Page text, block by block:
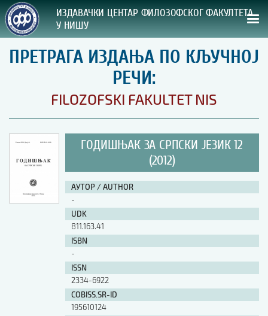
ИЗДАВАЧКИ ЦЕНТАР ФИЛОЗОФСКОГ ФАКУЛТЕТА
У НИШУ
СВА НАША ИЗДАЊА
ВРСТА ИЗДАЊА:
ПРЕГЛЕД
УПУТСТВА
УПУТСТВА
Правилник о издавачкој делатности
Упутство ауторима
Упутство уредницима
Изјава о ауторству
Изјава о лектури
Изјава о коришћењу ауторског дела
Упутство за бирање лиценце
Уговор са аутором
ПРЕТРАГА ИЗДАЊА ПО КЉУЧНОЈ
РЕЧИ:
FILOZOFSKI FAKULTET NIS
ГОДИШЊАК ЗА СРПСКИ ЈЕЗИК 12
(2012)
АУТОР / AUTHOR
-
UDK
811.163.41
ISBN
-
ISSN
2334-6922
COBISS.SR-ID
195610124